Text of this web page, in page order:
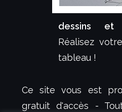
dessins et
Réalisez
tableau !
Ce site vous est
gratuit d'accès -